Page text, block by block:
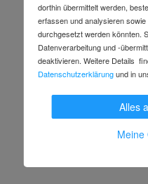
ab
inkl.
4
STIER
Art.-Nr.
dorthin übermittelt werden,
erfassen und analysieren
durchgesetzt werden könnten.
Datenverarbeitung und -
deaktivieren. Weitere Details
Datenschutzerklärungund in
Alles
Meine